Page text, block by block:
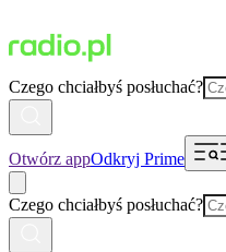
Czego chciałbyś posłuchać?
Otwórz appOdkryj Prime
Czego chciałbyś posłuchać?